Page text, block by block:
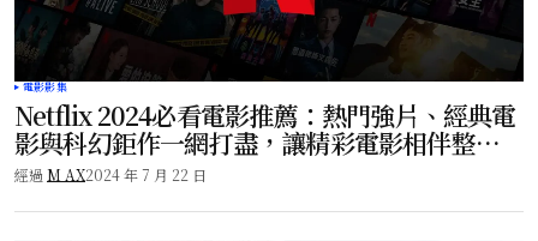
電影影集
Netflix 2024必看電影推薦：熱門強片、經典電
影與科幻鉅作一網打盡，讓精彩電影相伴整
年！
經過 M AX2024 年 7 月 22 日